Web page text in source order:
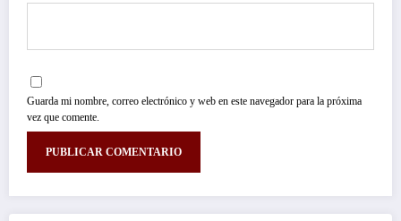
Guarda mi nombre, correo electrónico y web en este navegador para la próxima
vez que comente.